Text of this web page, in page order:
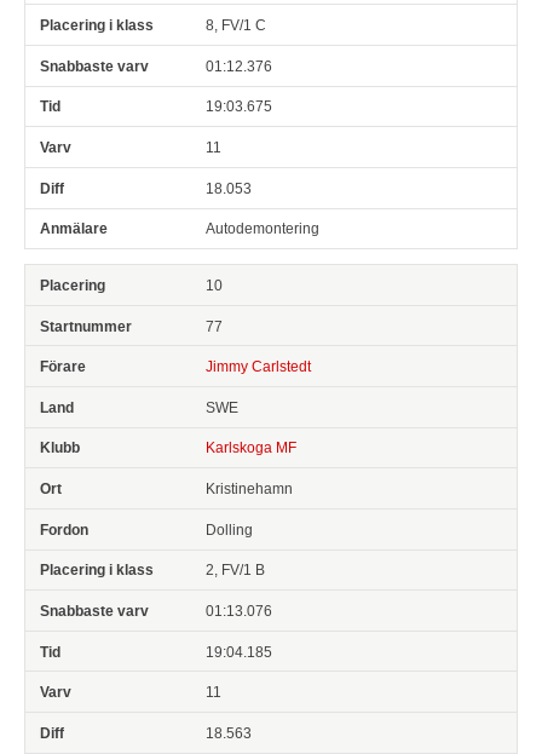
8, FV/1 C
01:12.376
19:03.675
11
18.053
Autodemontering
10
77
Jimmy Carlstedt
SWE
Karlskoga MF
Kristinehamn
Dolling
2, FV/1 B
01:13.076
19:04.185
11
18.563